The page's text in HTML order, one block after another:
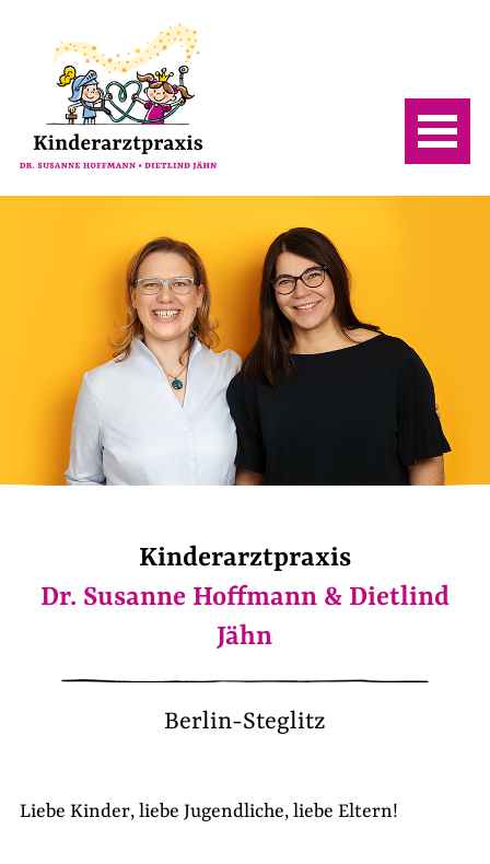
Kinderarztpraxis
Dr. Susanne Hoffmann & Dietlind
Jähn
Berlin-Steglitz
Liebe Kinder, liebe Jugendliche, liebe Eltern!